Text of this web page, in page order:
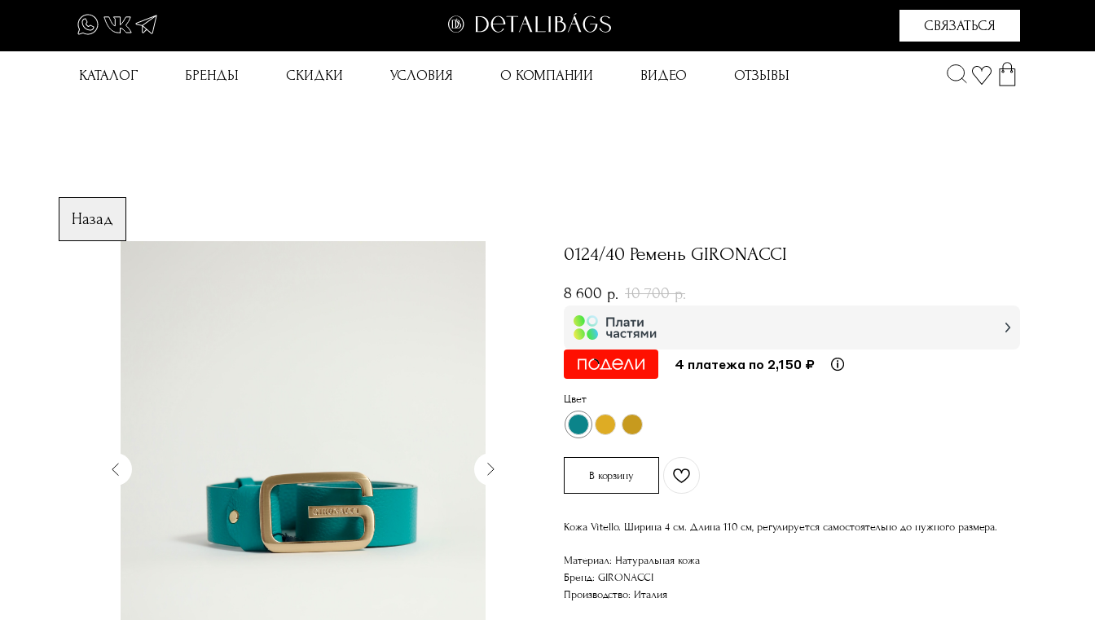
СВЯЗАТЬСЯ
КАТАЛОГ БРЕНДЫ СКИДКИ УСЛОВИЯ О КОМПАНИИ ВИДЕО ОТЗЫВЫ
Назад
0124/40 Ремень GIRONACCI
8 600 р. 10 700 р.
4 платежа по 2,150 ₽
Цвет
В корзину
Кожа Vitello. Ширина 4 см. Длина 110 см, регулируется самостоятельно до нужного размера.
Материал: Натуральная кожа
Бренд: GIRONACCI
Производство: Италия